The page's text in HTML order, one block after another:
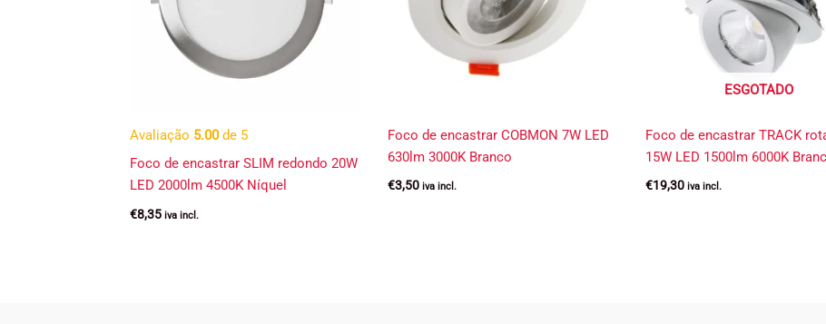
Avaliação 5.00de 5
Foco de encastrar SLIM redondo 20W
LED 2000lm 4500K Níquel
€8,35 iva incl.
Foco de encastrar COBMON 7W LED
630lm 3000K Branco
€3,50 iva incl.
ESGOTADO
Foco de encastrar TRACK
15W LED 1500lm 6000K
€19,30 iva incl.